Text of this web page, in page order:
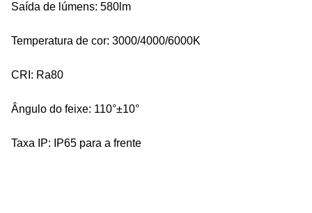
Saída de lúmens: 580lm
Temperatura de cor: 3000/4000/6000K
CRI: Ra80
Ângulo do feixe: 110°±10°
Taxa IP: IP65 para a frente